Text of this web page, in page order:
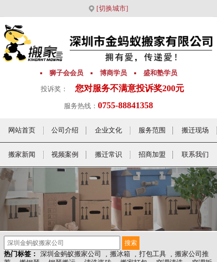
[切换城市]
狮子会会员 博商学员 盛和塾学员
投诉奖： 您对服务不满意投诉奖200元
服务热线： 0755-88841358
网站首页 公司介绍 企业文化 服务范围 搬迁现场
搬家新闻 视频案例 搬迁常识 招商加盟 联系我们
热门标签： 深圳金蚂蚁搬家公司 , 搬冰箱 , 打包工具 , 搬家公司推